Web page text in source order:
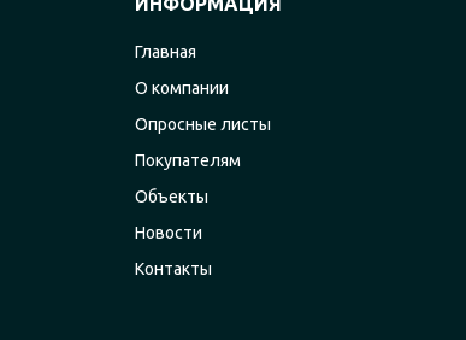
Главная
О компании
Опросные листы
Покупателям
Объекты
Новости
Контакты